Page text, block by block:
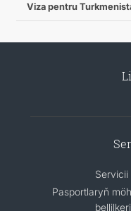
Viza pentru
Servicii
Pasportlaryň